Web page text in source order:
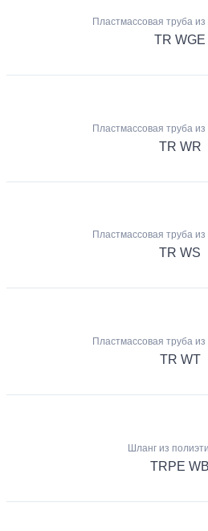
Пластмассовая труба из
TR WGE
Пластмассовая труба из
TR WR
Пластмассовая труба из
TR WS
Пластмассовая труба из
TR WT
Шланг из
TRPE WB